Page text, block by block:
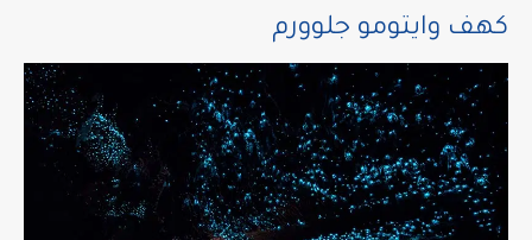
كهف وايتومو جلوورم